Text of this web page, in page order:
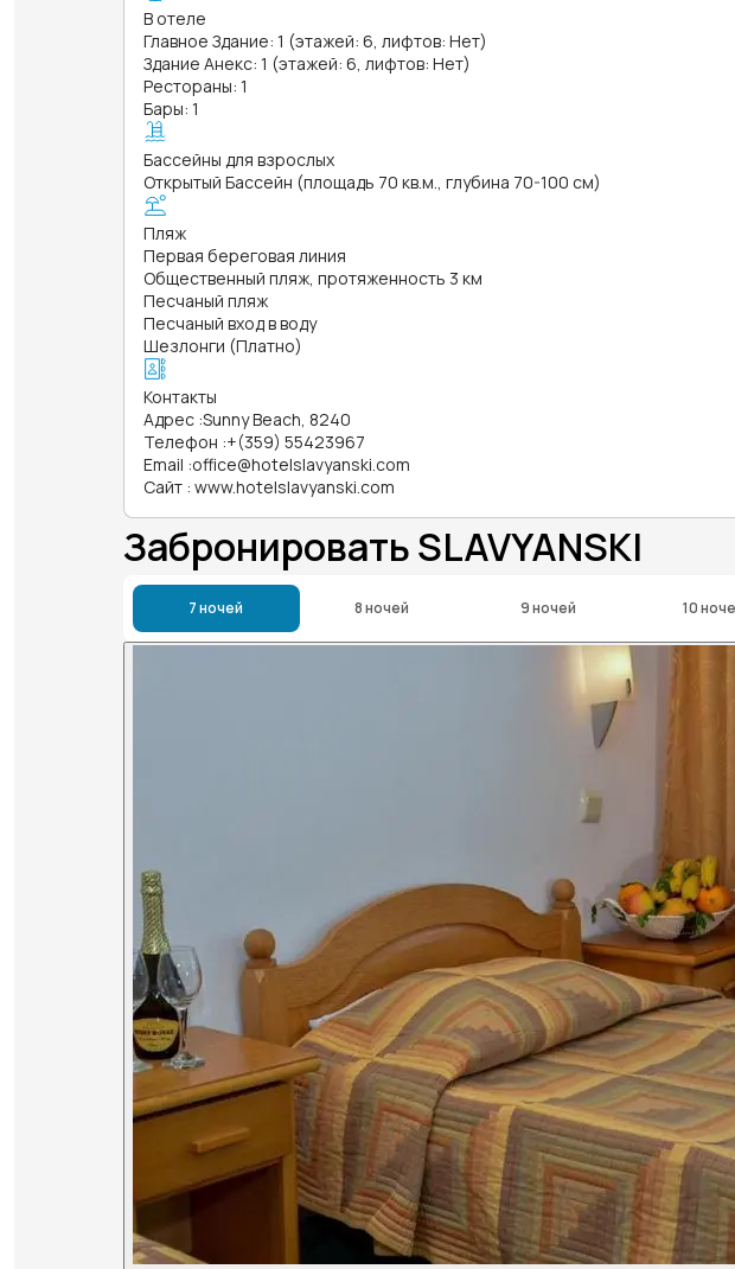
В отеле
Главное Здание: 1 (этажей: 6, лифтов: Нет)
Здание Анекс: 1 (этажей: 6, лифтов: Нет)
Рестораны: 1
Бары: 1
Бассейны для взрослых
Открытый Бассейн (площадь 70 кв.м., глубина 70-100 см)
Пляж
Первая береговая линия
Общественный пляж, протяженность 3 км
Песчаный пляж
Песчаный вход в воду
Шезлонги (Платно)
Контакты
Адрес :Sunny Beach, 8240
Телефон :+(359) 55423967
Email :office@hotelslavyanski.com
Сайт : www.hotelslavyanski.com
Забронировать SLAVYANSKI
7 ночей 8 ночей 9 ночей 10